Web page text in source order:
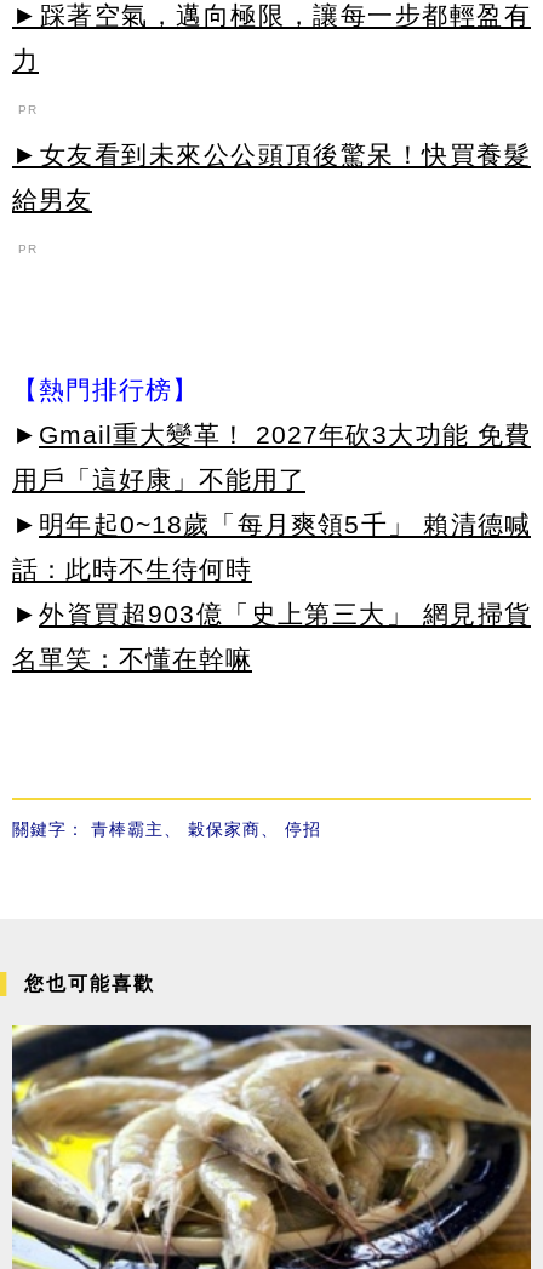
►踩著空氣，邁向極限，讓每一步都輕盈有
力
PR
►女友看到未來公公頭頂後驚呆！快買養髮
給男友
PR
【熱門排行榜】
► Gmail重大變革！ 2027年砍3大功能 免費
用戶「這好康」不能用了
► 明年起0~18歲「每月爽領5千」 賴清德喊
話：此時不生待何時
► 外資買超903億「史上第三大」 網見掃貨
名單笑：不懂在幹嘛
關鍵字： 青棒霸主 穀保家商 停招
您也可能喜歡